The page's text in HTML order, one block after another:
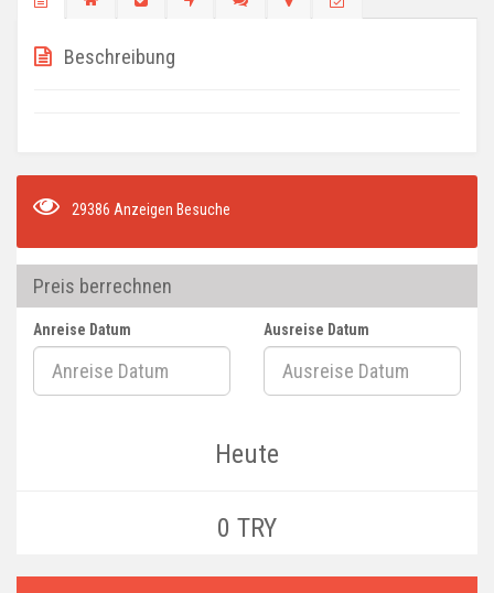
Beschreibung
29386 Anzeigen Besuche
Preis berrechnen
Anreise Datum Ausreise Datum
Heute
0 TRY